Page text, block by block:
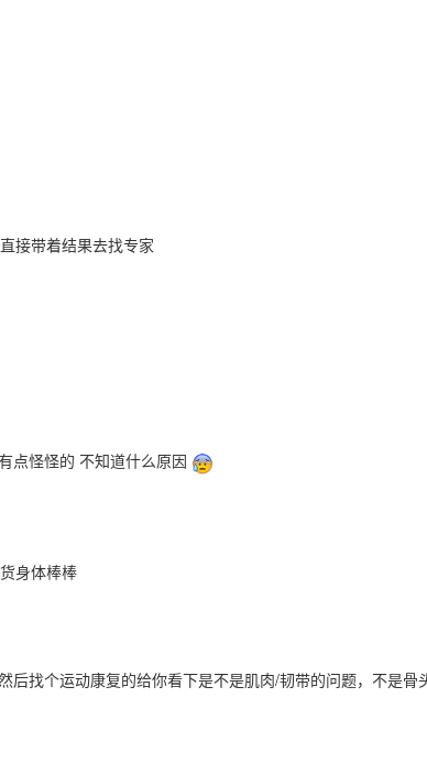
接带着结果去找专家
点怪怪的 不知道什么原因
身体棒棒
找个运动康复的给你看下是不是肌肉/韧带的问题，不是骨